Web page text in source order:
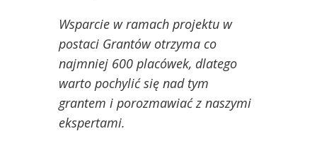
Wsparcie w ramach projektu w
postaci Grantów otrzyma co
najmniej 600 placówek, dlatego
warto pochylić się nad tym
grantem i porozmawiać z naszymi
ekspertami.